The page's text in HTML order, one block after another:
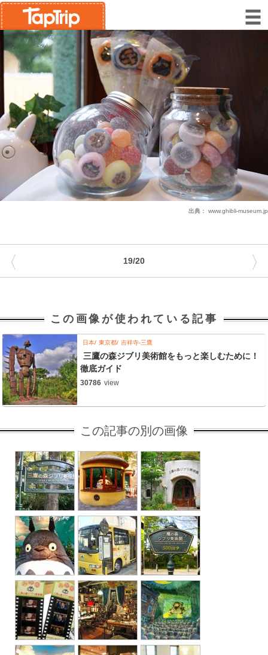
出典： www.ghibli-museum.jp
19/20
〈 〉
この画像が使われている記事
日本 東京都 吉祥寺-三鷹
三鷹の森ジブリ美術館をもっと楽しむために！
徹底ガイド
30786 view
この記事の別の画像